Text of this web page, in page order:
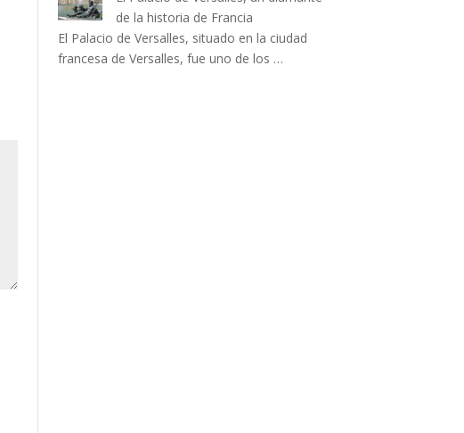
de la historia de Francia
El Palacio de Versalles, situado en la ciudad
francesa de Versalles, fue uno de los …